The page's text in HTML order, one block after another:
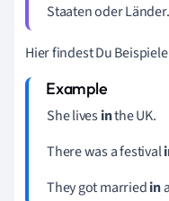
Staaten oder Länder.
Hier findest Du
She livesinthe UK.
There was a festival
They got marriedin